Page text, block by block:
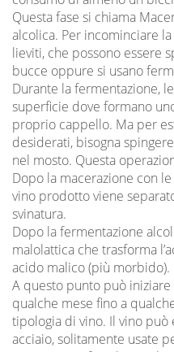
Questa fase si chiama
alcolica. Per incominciare
lieviti, che possono essere
bucce oppure si usano
Durante la fermentazione,
superficie dove formano
proprio cappello. Ma per
desiderati, bisogna
nel mosto. Questa
Dopo la macerazione con
vino prodotto viene
svinatura.
Dopo la fermentazione
malolattica che trasforma
acido malico (più morbido).
A questo punto può iniziare
qualche mese fino a
tipologia di vino. Il vino può
acciaio, solitamente usate